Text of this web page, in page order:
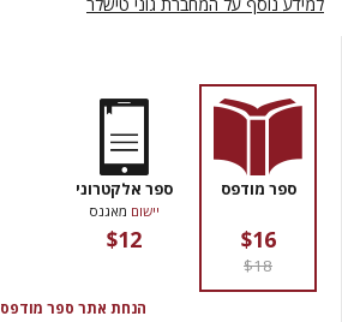
ספר מודפס
$16
$18
ספר אלקטרוני
יישום מאגנס
$12
הנחת אתר ספר מודפס